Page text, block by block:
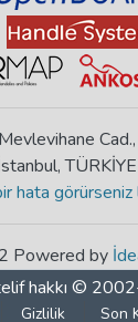
TÜRKİYE
hata
Powered by
hakkı ©
Gizlilik Son